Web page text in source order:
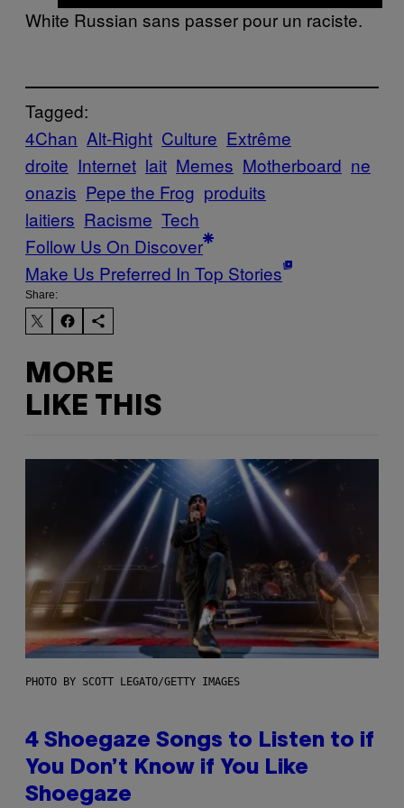
White Russian sans passer pour un raciste.
Tagged:
4Chan Alt-Right Culture Extrême
droite Internet lait Memes Motherboard ne
onazis Pepe the Frog produits
laitiers Racisme Tech
Follow Us On Discover
Make Us Preferred In Top Stories
Share:
MORE
LIKE THIS
PHOTO BY SCOTT LEGATO/GETTY IMAGES
4 Shoegaze Songs to Listen to if
You Don’t Know if You Like
Shoegaze